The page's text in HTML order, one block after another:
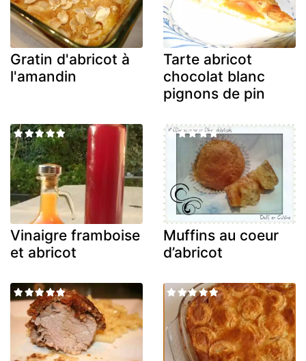
Gratin d'abricot à
l'amandin
Tarte abricot
chocolat blanc
pignons de pin
Vinaigre framboise
et abricot
Muffins au coeur
d’abricot